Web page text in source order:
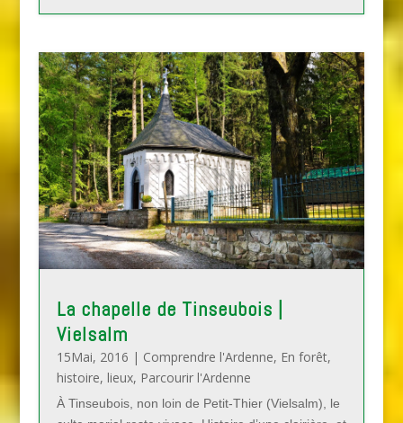
La chapelle de Tinseubois |
Vielsalm
15Mai, 2016 | Comprendre l'Ardenne, En forêt,
histoire, lieux, Parcourir l'Ardenne
À Tinseubois, non loin de Petit-Thier (Vielsalm), le